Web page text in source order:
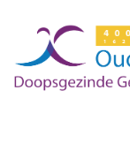
inhoud